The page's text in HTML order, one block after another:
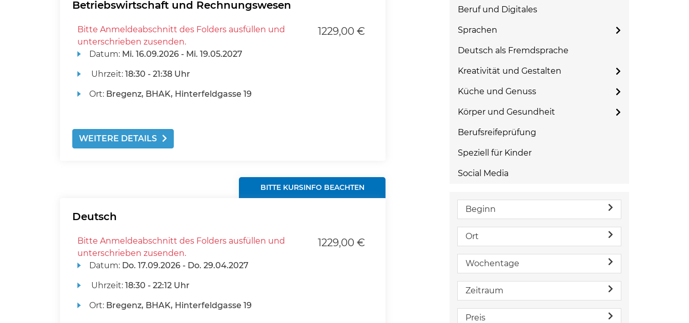
Betriebswirtschaft und Rechnungswesen
Bitte Anmeldeabschnitt des Folders ausfüllen und
unterschrieben zusenden.
Datum: Mi. 16.09.2026 - Mi. 19.05.2027
Uhrzeit: 18:30 - 21:38 Uhr
Ort: Bregenz, BHAK, Hinterfeldgasse 19
1229,00 €
WEITERE DETAILS
BITTE KURSINFO BEACHTEN
Deutsch
Bitte Anmeldeabschnitt des Folders ausfüllen und
unterschrieben zusenden.
Datum: Do. 17.09.2026 - Do. 29.04.2027
Uhrzeit: 18:30 - 22:12 Uhr
Ort: Bregenz, BHAK, Hinterfeldgasse 19
1229,00 €
Beruf und Digitales
Sprachen
Deutsch als Fremdsprache
Kreativität und Gestalten
Küche und Genuss
Körper und Gesundheit
Berufsreifeprüfung
Speziell für Kinder
Social Media
Beginn
Ort
Wochentage
Zeitraum
Preis